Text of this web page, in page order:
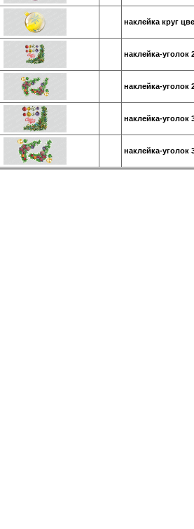
наклейка круг
наклейка-уголок
наклейка-уголок
наклейка-уголок
наклейка-уголок